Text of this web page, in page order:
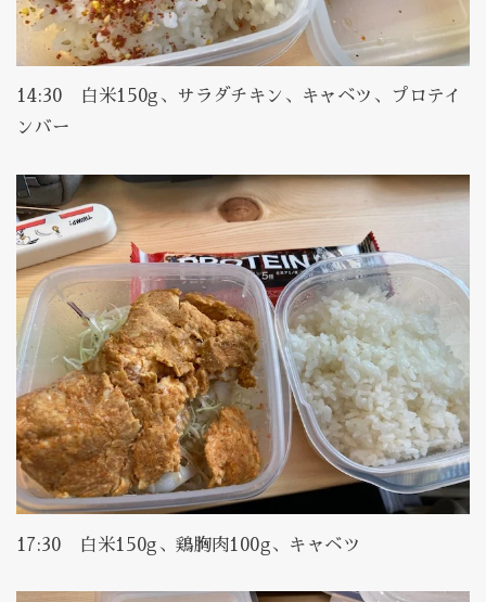
14:30 白米150g、サラダチキン、キャベツ、プロテイ
ンバー
17:30 白米150g、鶏胸肉100g、キャベツ